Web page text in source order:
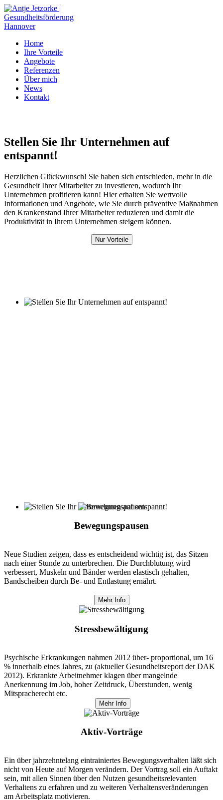
Home
Ihre Vorteile
Angebote
Referenzen
Über mich
News
Kontakt
Stellen Sie Ihr Unternehmen auf
entspannt!
Herzlichen Glückwunsch! Sie haben sich entschieden, mehr in die
Gesundheit Ihrer Mitarbeiter zu investieren, wodurch Ihr
Unternehmen profitieren kann! Hier erhalten Sie wertvolle
Informationen und Angebote, wie Sie durch präventive Maßnahmen
den Krankenstand Ihrer Mitarbeiter reduzieren und damit die
Produktivität in Ihrem Unternehmen steigern können.
Nur Vorteile
Bewegungspausen
Neue Studien zeigen, dass es entscheidend wichtig ist, das Sitzen
nach einer Stunde zu unterbrechen. Die Durchblutung wird
verbessert, Muskeln und Bänder werden elastisch gehalten,
Bandscheiben durch Be- und Entlastung ernährt.
Mehr Info
Stressbewältigung
Psychische Erkrankungen nahmen 2012 über- proportional, um 16
% innerhalb eines Jahres, zu (aktueller Gesundheitsreport der DAK
2012). Erkrankte Arbeitnehmer klagen über mangelnde
Anerkennung im Job, hoher Zeitdruck, Überstunden, wenig
Mitspracherecht etc.
Mehr Info
Aktiv-Vorträge
Ein über jahrzehntelang eintrainiertes Bewegungsverhalten läßt sich
nicht von Heute auf Morgen verändern. Der Vortrag soll ein Auftakt
sein, mit allen Sinnen über den Nutzen gesundheitsrelevanten
Verhaltens zu erfahren und zu weiteren Verhaltensveränderungen
am Arbeitsplatz motivieren.